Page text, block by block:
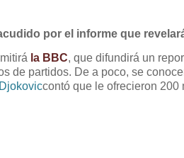
por el informe que
la BBC, que difundirá un
de partidos. De a poco, se
contó que le ofrecieron 200